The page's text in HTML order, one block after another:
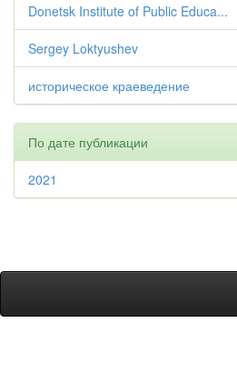
Donetsk Institute of Public Educa...
Sergey Loktyushev
историческое краеведение
По дате публикации
2021